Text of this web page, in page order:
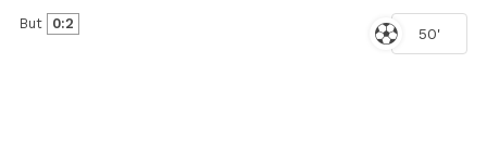
50'
But 0:2